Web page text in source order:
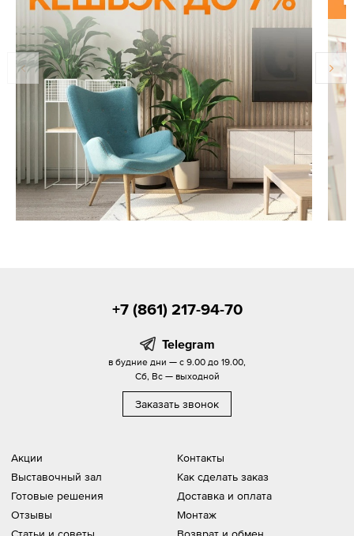
Акции
Выставочный зал
Готовые решения
Отзывы
Статьи и советы
Контакты
Как сделать заказ
Доставка и оплата
Монтаж
Возврат и обмен
+7 (861) 217-94-70
Telegram
в будние дни — с 9.00 до 19.00,
Сб, Вс — выходной
Заказать звонок